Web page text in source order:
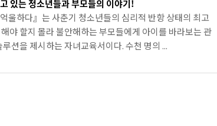
있는 청소년들과 부모들의 이야기!
울하다』는 사춘기 청소년들의 심리적 반항 상태의 최고
야 할지 몰라 불안해하는 부모들에게 아이를 바라보는 관
션을 제시하는 자녀교육서이다. 수천 명의 ...